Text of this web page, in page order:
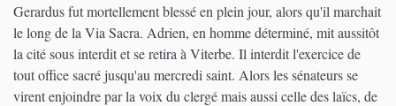
Gerardus fut mortellement blessé en plein jour, alors qu'il marchait
le long de la Via Sacra. Adrien, en homme déterminé, mit aussitôt
la cité sous interdit et se retira à Viterbe. Il interdit l'exercice de
tout office sacré jusqu'au mercredi saint. Alors les sénateurs se
virent enjoindre par la voix du clergé mais aussi celle des laïcs, de